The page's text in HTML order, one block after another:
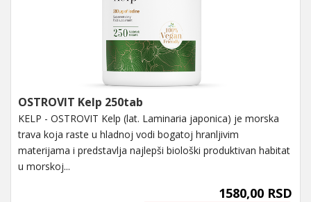
OSTROVIT Kelp 250tab
KELP - OSTROVIT Kelp (lat. Laminaria japonica) je morska
trava koja raste u hladnoj vodi bogatoj hranljivim
materijama i predstavlja najlepši biološki produktivan habitat
u morskoj...
1580,00 RSD